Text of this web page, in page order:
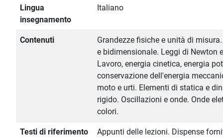
Lingua
insegnamento
Italiano
Contenuti
Grandezze fisiche e unità di
e bidimensionale. Leggi di Newton
Lavoro, energia cinetica, energia
conservazione dell'energia
moto e urti. Elementi di statica e
rigido. Oscillazioni e onde. Onde
colori.
Testi di riferimento
Appunti delle lezioni. Dispense